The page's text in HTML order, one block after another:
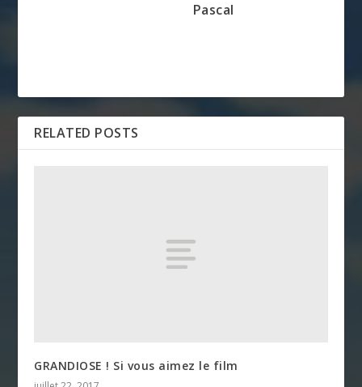
Pascal
RELATED POSTS
GRANDIOSE ! Si vous aimez le film